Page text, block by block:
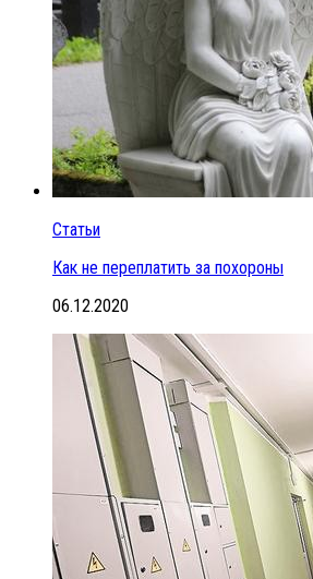
Статьи
Как не переплатить за похороны
06.12.2020